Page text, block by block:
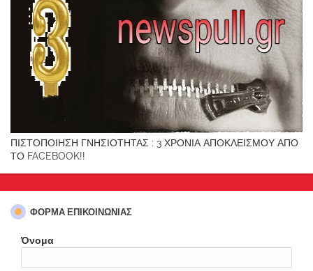
ΠΙΣΤΟΠΟΙΗΣΗ ΓΝΗΣΙΟΤΗΤΑΣ : 3 ΧΡΟΝΙΑ ΑΠΟΚΛΕΙΣΜΟΥ ΑΠΟ
ΤΟ FACEBOOK!!
ΦΌΡΜΑ ΕΠΙΚΟΙΝΩΝΊΑΣ
Όνομα